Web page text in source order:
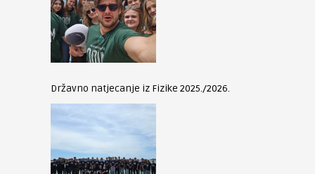
Državno natjecanje iz Fizike 2025./2026.